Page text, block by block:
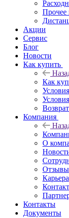
Прочее
Акции
Сервис
Блог
Новости
Как купить
Как
Компания
О
Отзывы
Карьера
Контакты
Документы